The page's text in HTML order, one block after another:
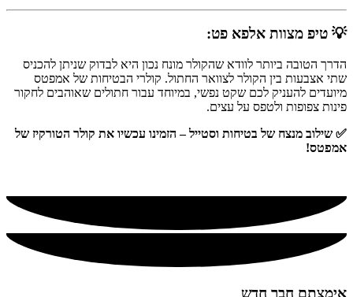
💡 טיפ מצוות אלפא פט:
הדרך הטובה ביותר לוודא שהקולר מונח נכון היא לבדוק שניתן להכניס
שתי אצבעות בין הקולר לצוואר החתול. קולרי הבטיחות של אמפטס
מיועדים להעניק לכם שקט נפשי, במיוחד עבור חתולים שאוהבים לחקור
פינות צפופות ולטפס על עצים.
✅ שילוב מנצח של בטיחות וסטייל – הזמינו עכשיו את קולר הטורקיז של
אמפטס!
אימצתם חבר חדש